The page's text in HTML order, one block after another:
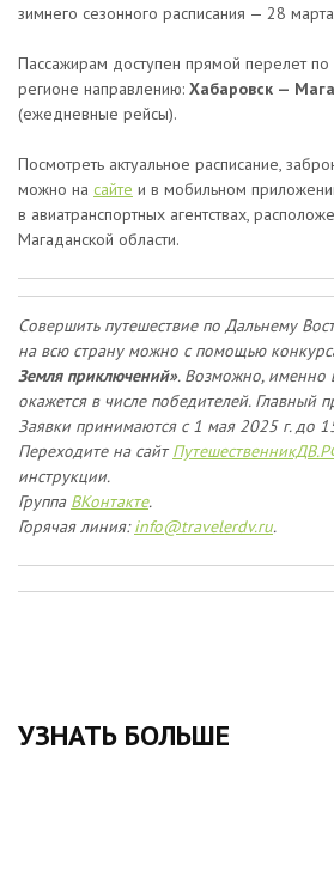
зимнего сезонного расписания — 28
Пассажирам доступен прямой перелет
регионе направлению: Хабаровск —
(ежедневные рейсы).
Посмотреть актуальное расписание,
можно на сайте и в мобильном
в авиатранспортных агентствах,
Магаданской области.
Совершить путешествие по Дальнему
на всю страну можно с помощью
Земля приключений». Возможно, именно
окажется в числе победителей. Главный
Заявки принимаются с 1 мая 2025 г. до
Переходите на сайт
инструкции.
Группа ВКонтакте.
Горячая линия:info@travelerdv.ru.
УЗНАТЬ БОЛЬШЕ